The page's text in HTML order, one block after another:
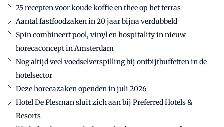
25 recepten voor koude koffie en thee op het terras
Aantal fastfoodzaken in 20 jaar bijna verdubbeld
Spin combineert pool, vinyl en hospitality in nieuw
horecaconcept in Amsterdam
Nog altijd veel voedselverspilling bij ontbijtbuffetten in de
hotelsector
Deze horecazaken openden in juli 2026
Hotel De Plesman sluit zich aan bij Preferred Hotels &
Resorts